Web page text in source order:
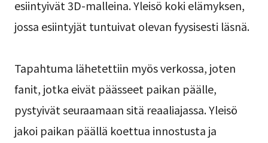
esiintyivät 3D-malleina. Yleisö koki elämyksen,
jossa esiintyjät tuntuivat olevan fyysisesti läsnä.
Tapahtuma lähetettiin myös verkossa, joten
fanit, jotka eivät päässeet paikan päälle,
pystyivät seuraamaan sitä reaaliajassa. Yleisö
jakoi paikan päällä koettua innostusta ja